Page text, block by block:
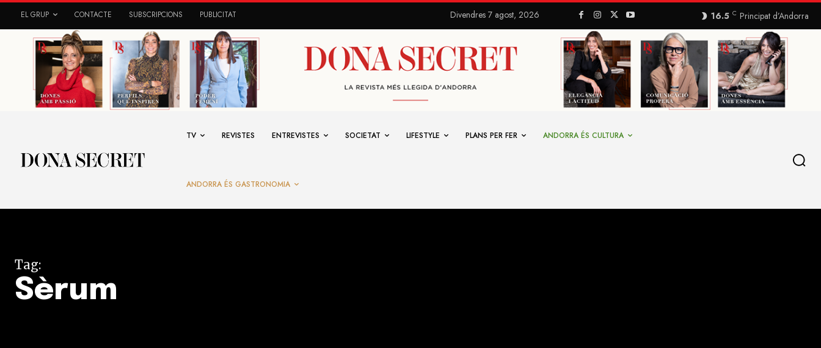
EL GRUP CONTACTE SUBSCRIPCIONS PUBLICITAT Divendres 7 agost, 2026 16.5 C Principat d’Andorra
TV REVISTES ENTREVISTES SOCIETAT LIFESTYLE PLANS PER FER ANDORRA ÉS CULTURA
ANDORRA ÉS GASTRONOMIA
Tag:
Sèrum